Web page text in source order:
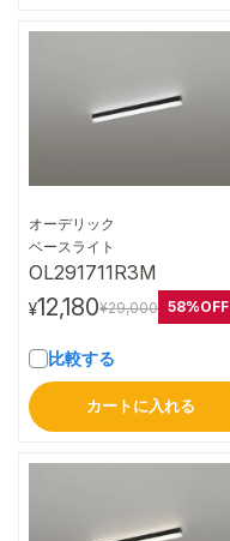
オーデリック
ベースライト
OL291711R3M
¥12,180¥29,000 58%OFF
比較する
カートに入れる